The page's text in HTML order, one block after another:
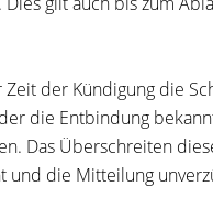
der Kündigung die
die Entbindung
Das Überschreiten
die Mitteilung